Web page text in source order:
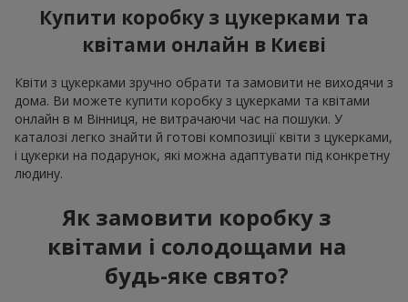
Купити коробку з цукерками та
квітами онлайн в Києві
Квіти з цукерками зручно обрати та замовити не виходячи з
дома. Ви можете купити коробку з цукерками та квітами
онлайн в м Вінниця, не витрачаючи час на пошуки. У
каталозі легко знайти й готові композиції квіти з цукерками,
і цукерки на подарунок, які можна адаптувати під конкретну
людину.
Як замовити коробку з
квітами і солодощами на
будь-яке свято?